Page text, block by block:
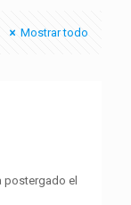
Mostrar todo
postergado el